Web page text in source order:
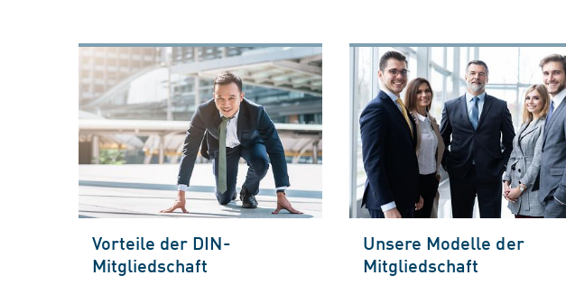
Vorteile der DIN-
Mitgliedschaft
Unsere Modelle der
Mitgliedschaft